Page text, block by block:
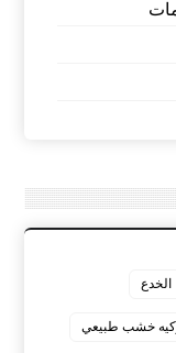
الخدع
خشب طبيعي